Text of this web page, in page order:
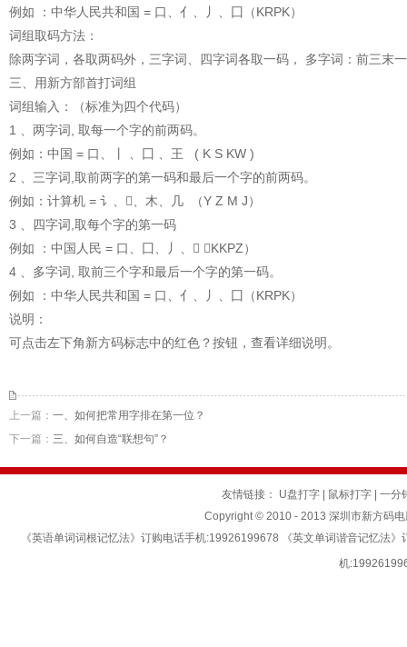
例如 ：中华人民共和国 = 口、亻、丿、囗（KRPK）
词组取码方法：
除两字词，各取两码外，三字词、四字词各取一码， 多字词：前三末
三、用新方部首打词组
词组输入：（标准为四个代码）
1 、两字词, 取每一个字的前两码。
例如：中国 = 口、丨 、囗 、王 ( K S KW )
2 、三字词,取前两字的第一码和最后一个字的前两码。
例如：计算机 = 讠、、木、几 （Y Z M J）
3 、四字词,取每个字的第一码
例如 ：中国人民 = 口、囗、丿、 （KKPZ）
4 、多字词, 取前三个字和最后一个字的第一码。
例如 ：中华人民共和国 = 口、亻、丿、囗（KRPK）
说明：
可点击左下角新方码标志中的红色？按钮，查看详细说明。
上一篇： 一、如何把常用字排在第一位？
下一篇： 三、如何自造“联想句”？
友情链接： U盘打字 鼠标打字
一分
Copyright © 2010 - 2013 深圳市新方码
《英语单词词根记忆法》订购电话手机:19926199678 《英文单词谐音记忆法
机